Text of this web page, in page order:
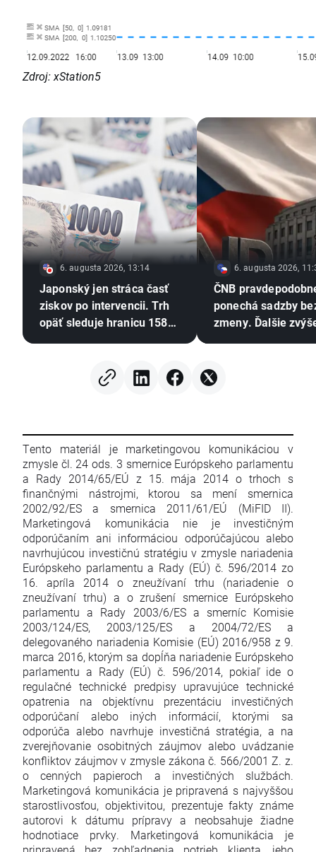
Zdroj: xStation5
6. augusta 2026, 13:14
Japonský jen stráca časť
ziskov po intervencii. Trh
opäť sleduje hranicu 158
6. augusta 2026,
ČNB
ponechá sadzby
zmeny. Ďalšie
Tento materiál je marketingovou komunikáciou v
zmysle čl. 24 ods. 3 smernice Európskeho parlamentu
a Rady 2014/65/EÚ z 15. mája 2014 o trhoch s
finančnými nástrojmi, ktorou sa mení smernica
2002/92/ES a smernica 2011/61/EÚ (MiFID II).
Marketingová komunikácia nie je investičným
odporúčaním ani informáciou odporúčajúcou alebo
navrhujúcou investičnú stratégiu v zmysle nariadenia
Európskeho parlamentu a Rady (EÚ) č. 596/2014 zo
16. apríla 2014 o zneužívaní trhu (nariadenie o
zneužívaní trhu) a o zrušení smernice Európskeho
parlamentu a Rady 2003/6/ES a smerníc Komisie
2003/124/ES, 2003/125/ES a 2004/72/ES a
delegovaného nariadenia Komisie (EÚ) 2016/958 z 9.
marca 2016, ktorým sa dopĺňa nariadenie Európskeho
parlamentu a Rady (EÚ) č. 596/2014, pokiaľ ide o
regulačné technické predpisy upravujúce technické
opatrenia na objektívnu prezentáciu investičných
odporúčaní alebo iných informácií, ktorými sa
odporúča alebo navrhuje investičná stratégia, a na
zverejňovanie osobitných záujmov alebo uvádzanie
konfliktov záujmov v zmysle zákona č. 566/2001 Z. z.
o cenných papieroch a investičných službách.
Marketingová komunikácia je pripravená s najvyššou
starostlivosťou, objektivitou, prezentuje fakty známe
autorovi k dátumu prípravy a neobsahuje žiadne
hodnotiace prvky. Marketingová komunikácia je